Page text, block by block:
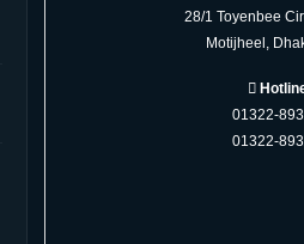
28/1 Toyenbee
Motijheel,
01322-
01322-